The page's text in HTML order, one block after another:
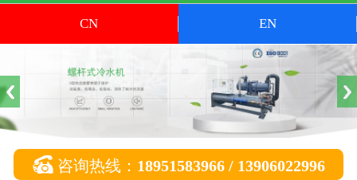
新闻资讯
联系我们
CN EN
 咨询热线： 18951583966 / 13906022996